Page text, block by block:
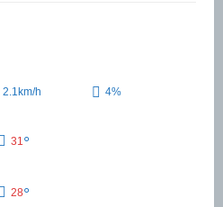
2.1km/h 4%
31°
28°